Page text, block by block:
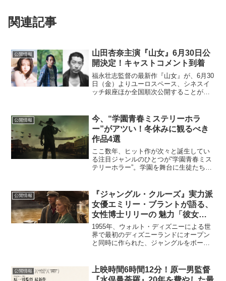
関連記事
公開情報
山田杏奈主演『山女』6月30日公
開決定！キャストコメント到着
福永壮志監督の最新作『山女』が、6月30
日（金）よりユーロスペース、シネスイ
ッチ銀座ほか全国順次公開することが決
は、人々から蔑まされながらも逞しく生
きている。ある日、...
公開情報
今、“学園青春ミステリーホラ
ー”がアツい！冬休みに観るべき
作品4選
ここ数年、ヒット作が次々と誕生してい
る注目ジャンルのひとつが“学園青春ミス
テリーホラー”。学園を舞台に生徒たちが
嫉妬に裏切りなど思春期ならではの要素
が複雑に絡まっていく...
公開情報
『ジャングル・クルーズ』実力派
女優エミリー・ブラントが語る、
女性博士リリーの 魅力「彼女の
パンチは威力があるわよ」
1955年、ウォルト・ディズニーによる世
界で最初のディズニーランドにオープン
と同時に作られた、ジャングルをボート
アマゾンの伝説によれば、ジャングルに
隠された＜不老不死の...
公開情報
上映時間6時間12分！原一男監督